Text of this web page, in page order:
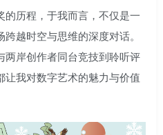
历程，于我而言，不仅是一
越时空与思维的深度对话。
两岸创作者同台竞技到聆听评
我对数字艺术的魅力与价值